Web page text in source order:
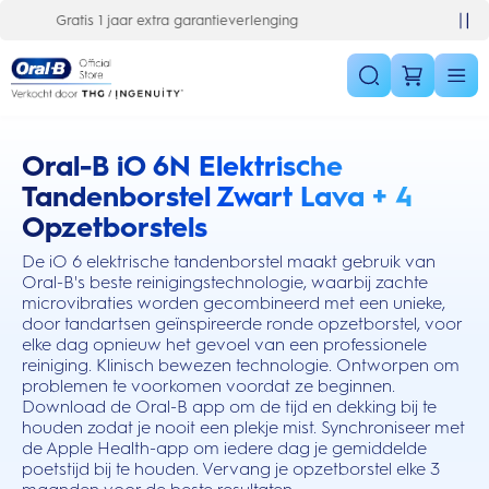
10% korting op je 1e bestelling
Oral-B iO 6N Elektrische
Tandenborstel Zwart Lava + 4
Opzetborstels
De iO 6 elektrische tandenborstel maakt gebruik van
Oral-B's beste reinigingstechnologie, waarbij zachte
microvibraties worden gecombineerd met een unieke,
door tandartsen geïnspireerde ronde opzetborstel, voor
elke dag opnieuw het gevoel van een professionele
reiniging. Klinisch bewezen technologie. Ontworpen om
problemen te voorkomen voordat ze beginnen.
Download de Oral-B app om de tijd en dekking bij te
houden zodat je nooit een plekje mist. Synchroniseer met
de Apple Health-app om iedere dag je gemiddelde
poetstijd bij te houden. Vervang je opzetborstel elke 3
this action will scroll you to the reviews section